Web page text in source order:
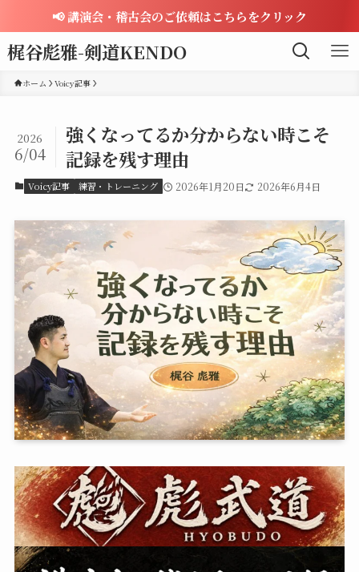
📢 講演会・稽古会のご依頼はこちらをクリック
梶谷彪雅-剣道KENDO
ホーム Voicy記事
強くなってるか分からない時こそ
記録を残す理由
2026
6/04
Voicy記事 練習・トレーニング 2026年1月20日 2026年6月4日